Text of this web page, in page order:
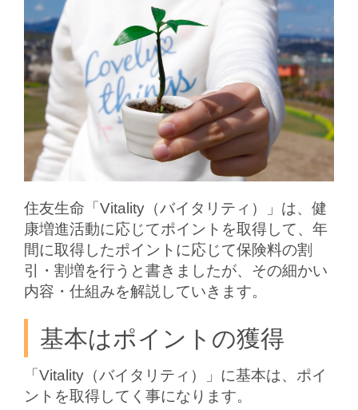
住友生命「Vitality（バイタリティ）」は、健
康増進活動に応じてポイントを取得して、年
間に取得したポイントに応じて保険料の割
引・割増を行うと書きましたが、その細かい
内容・仕組みを解説していきます。
基本はポイントの獲得
「Vitality（バイタリティ）」に基本は、ポイ
ントを取得してく事になります。